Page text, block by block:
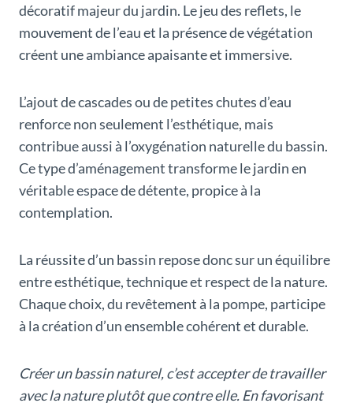
décoratif majeur du jardin. Le jeu des reflets, le
mouvement de l’eau et la présence de végétation
créent une ambiance apaisante et immersive.
L’ajout de cascades ou de petites chutes d’eau
renforce non seulement l’esthétique, mais
contribue aussi à l’oxygénation naturelle du bassin.
Ce type d’aménagement transforme le jardin en
véritable espace de détente, propice à la
contemplation.
La réussite d’un bassin repose donc sur un équilibre
entre esthétique, technique et respect de la nature.
Chaque choix, du revêtement à la pompe, participe
à la création d’un ensemble cohérent et durable.
Créer un bassin naturel, c’est accepter de travailler
avec la nature plutôt que contre elle. En favorisant